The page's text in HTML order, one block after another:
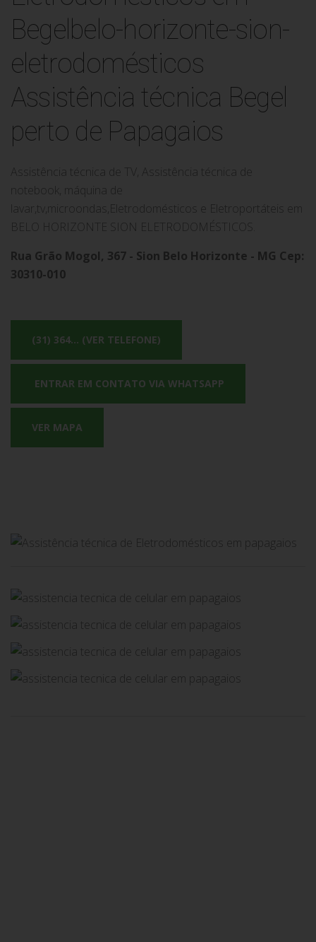
Assistência técnica Begel
perto de Papagaios
Assistência técnica de TV, Assistência técnica de
notebook, máquina de
lavar,tv,microondas,Eletrodomésticos e Eletroportáteis em
BELO HORIZONTE SION ELETRODOMÉSTICOS.
Rua Grão Mogol, 367 - Sion Belo Horizonte - MG Cep:
30310-010
(31) 364... (VER TELEFONE)
ENTRAR EM CONTATO VIA WHATSAPP
VER MAPA